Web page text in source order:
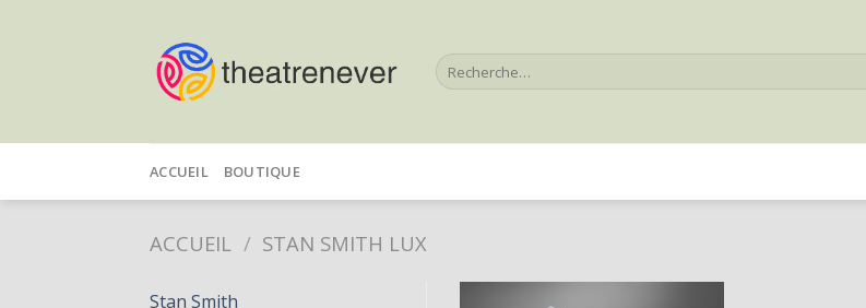
Recherche
pour :
ACCUEIL BOUTIQUE
ACCUEIL / STAN SMITH LUX
Stan Smith